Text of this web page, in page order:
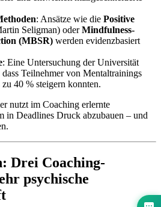
: Ansätze wie die Positive
Seligman) oderMindfulness-
(MBSR) werden evidenzbasiert
: Eine Untersuchung der Universität
Teilnehmer von Mentaltrainings
40 % steigern konnten.
nutzt im Coaching erlernte
in Deadlines Druck abzubauen – und
Drei Coaching-
psychische